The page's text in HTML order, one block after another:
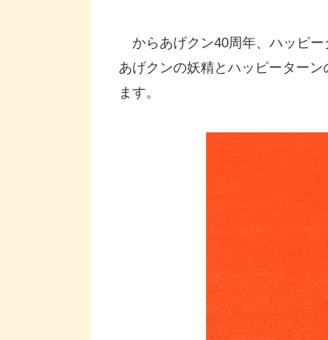
からあげクン40周年、ハッピー
あげクンの妖精とハッピーター
ます。